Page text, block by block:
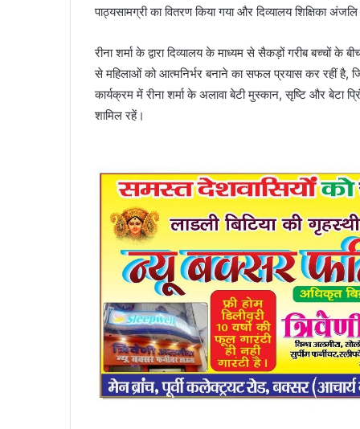
पाठ्यसामग्री का वितरण किया गया और दिव्यालय शिक्षिका
रीना शर्मा के द्वारा दिव्यालय के माध्यम से सैकड़ों गरीब बच्चों के
से महिलाओं को आत्मनिर्भर बनाने का सफल प्रयास कर रहीं है,
कार्यक्रम में रीना शर्मा के अलावा बेटी मुस्कान, सृष्टि और
शामिल रहें।